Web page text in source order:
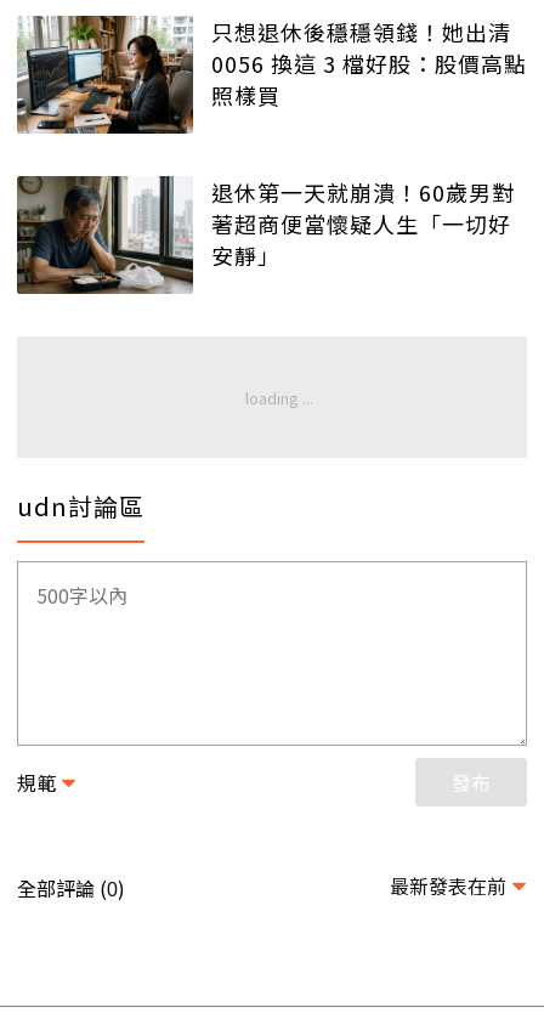
只想退休後穩穩領錢！她出清
0056 換這 3 檔好股：股價高點
照樣買
退休第一天就崩潰！60歲男對
著超商便當懷疑人生「一切好
安靜」
udn討論區
規範 發布
全部評論 (0) 最新發表在前